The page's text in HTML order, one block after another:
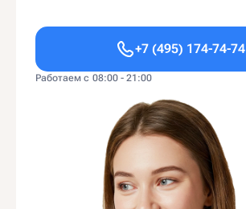
+7 (495) 174-74-74
Работаем с 08:00 - 21:00